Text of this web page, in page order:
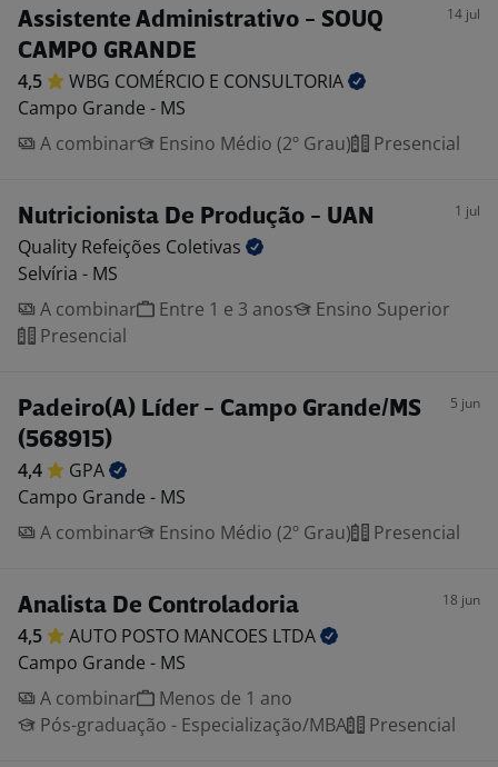
Assistente Administrativo - SOUQ
CAMPO GRANDE
14 jul
4,5 WBG COMÉRCIO E CONSULTORIA
Campo Grande - MS
A combinar
Ensino Médio (2º Grau) Presencial
Nutricionista De Produção - UAN 1 jul
Quality Refeições Coletivas
Selvíria - MS
A combinar
Entre 1 e 3 anos
Ensino Superior
Presencial
Padeiro(A) Líder - Campo Grande/MS
(568915)
5 jun
4,4
GPA
Campo Grande - MS
A combinar
Ensino Médio (2º Grau) Presencial
Analista De Controladoria 18 jun
4,5 AUTO POSTO MANCOES LTDA
Campo Grande - MS
A combinar
Menos de 1 ano
Pós-graduação - Especialização/MBA
Presencial